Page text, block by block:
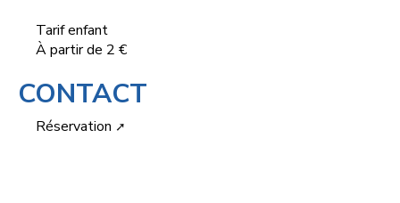
Tarif enfant
À partir de 2 €
CONTACT
Réservation